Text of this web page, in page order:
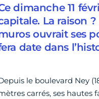
dimanche 11
La raison
ouvrait ses
date dans
le boulevard Ney
carrés, ses hautes